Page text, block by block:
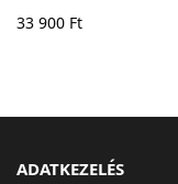
33 900 Ft
ADATKEZELÉS